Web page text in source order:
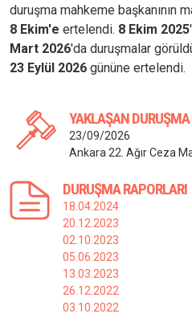
duruşma mahkeme başkanının
8 Ekim'e ertelendi. 8 Ekim 2025
Mart 2026'da duruşmalar
23 Eylül 2026 gününe ertelendi.
YAKLAŞAN DURUŞMA
23/09/2026
Ankara 22. Ağır Ceza
DURUŞMA RAPORLARI
18.04.2024
20.12.2023
02.10.2023
05.06.2023
13.03.2023
26.12.2022
03.10.2022